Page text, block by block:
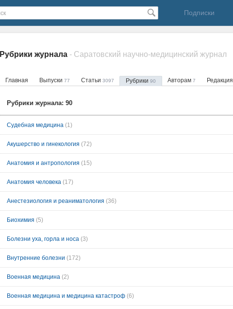
Подписки
Рубрики журнала - Саратовский научно-медицинский журнал
Главная Выпуски 77 Статьи 3097 Рубрики 90 Авторам 7 Редакция
Рубрики журнала: 90
Cудебная медицина (1)
Акушерство и гинекология (72)
Анатомия и антропология (15)
Анатомия человека (17)
Анестезиология и реаниматология (36)
Биохимия (5)
Болезни уха, горла и носа (3)
Внутренние болезни (172)
Военная медицина (2)
Военная медицина и медицина катастроф (6)